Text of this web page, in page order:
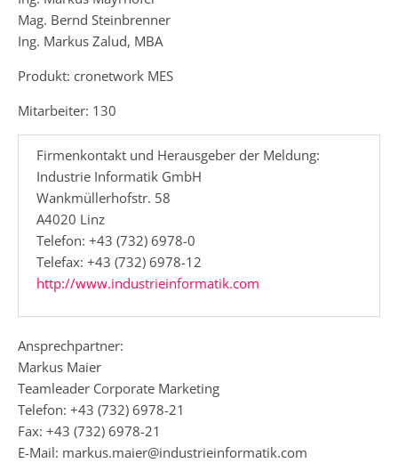
Mag. Bernd Steinbrenner
Ing. Markus Zalud, MBA
Produkt: cronetwork MES
Mitarbeiter: 130
Firmenkontakt und Herausgeber der Meldung:
Industrie Informatik GmbH
Wankmüllerhofstr. 58
A4020 Linz
Telefon: +43 (732) 6978-0
Telefax: +43 (732) 6978-12
http://www.industrieinformatik.com
Ansprechpartner:
Markus Maier
Teamleader Corporate Marketing
Telefon: +43 (732) 6978-21
Fax: +43 (732) 6978-21
E-Mail: markus.maier@industrieinformatik.com